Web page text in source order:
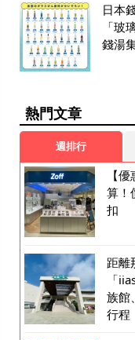
日本
「
錢湯
熱門文章
週排行
【
算！
扣
距離
「
族館
行程